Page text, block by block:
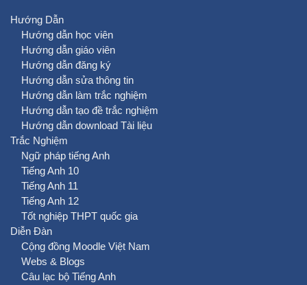
Hướng Dẫn
Hướng dẫn học viên
Hướng dẫn giáo viên
Hướng dẫn đăng ký
Hướng dẫn sửa thông tin
Hướng dẫn làm trắc nghiệm
Hướng dẫn tạo đề trắc nghiệm
Hướng dẫn download Tài liệu
Trắc Nghiệm
Ngữ pháp tiếng Anh
Tiếng Anh 10
Tiếng Anh 11
Tiếng Anh 12
Tốt nghiệp THPT quốc gia
Diễn Đàn
Cộng đồng Moodle Việt Nam
Webs & Blogs
Câu lạc bộ Tiếng Anh